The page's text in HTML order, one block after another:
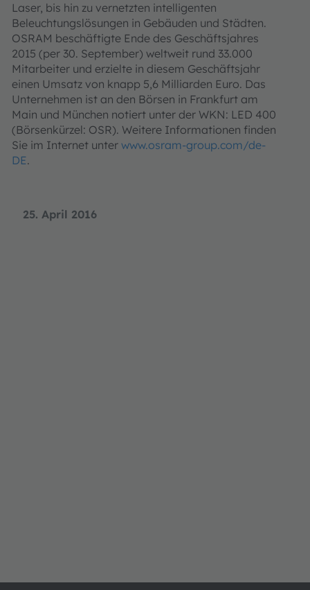
25. April 2016
Laser, bis hin zu vernetzten intelligenten
Beleuchtungslösungen in Gebäuden und Städten.
OSRAM beschäftigte Ende des Geschäftsjahres
2015 (per 30. September) weltweit rund 33.000
Mitarbeiter und erzielte in diesem Geschäftsjahr
einen Umsatz von knapp 5,6 Milliarden Euro. Das
Unternehmen ist an den Börsen in Frankfurt am
Main und München notiert unter der WKN: LED 400
(Börsenkürzel: OSR). Weitere Informationen finden
Sie im Internet unter www.osram-group.com/de-
DE.